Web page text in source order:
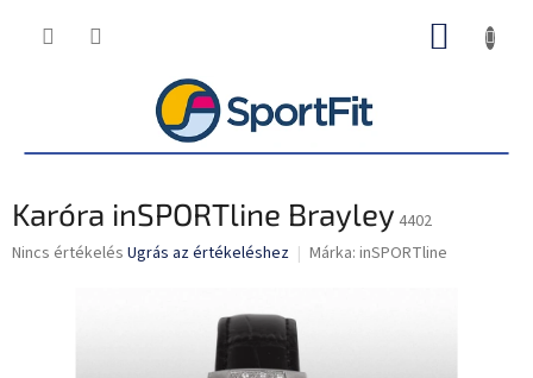
KOSÁR
Karóra inSPORTline Brayley 4402
A
Nincs értékelés Ugrás az értékeléshez Márka: inSPORTline